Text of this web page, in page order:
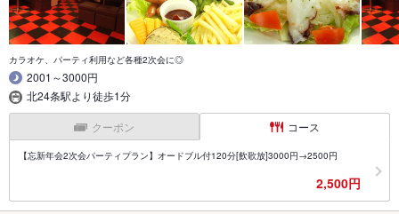
カラオケ、パーティ利用など各種2次会に◎
2001～3000円
北24条駅より徒歩1分
クーポン コース
【忘新年会2次会パーティプラン】オードブル付120分[飲歌放]3000円→2500円
2,500円